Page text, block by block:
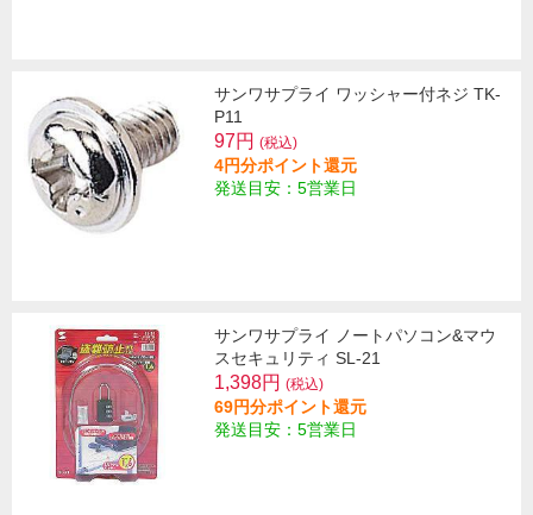
サンワサプライ ワッシャー付ネジ TK-
P11
97円 (税込)
4円分ポイント還元
発送目安：5営業日
サンワサプライ ノートパソコン&マウ
スセキュリティ SL-21
1,398円 (税込)
69円分ポイント還元
発送目安：5営業日